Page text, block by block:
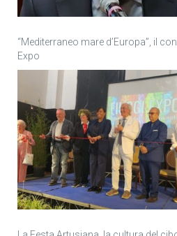
“Mediterraneo mare d’Europa”, il
Expo